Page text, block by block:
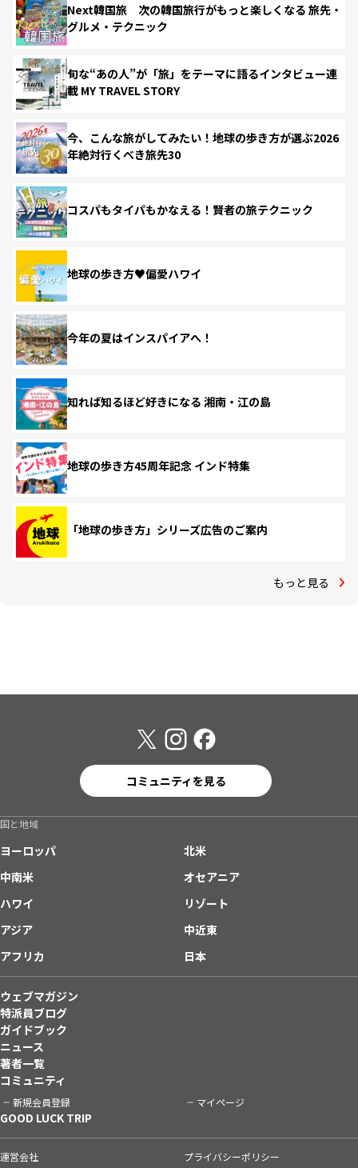
Next韓国旅 次の韓国旅行がもっと楽しくなる 旅先・
グルメ・テクニック
旬な“あの人”が「旅」をテーマに語るインタビュー連
載 MY TRAVEL STORY
今、こんな旅がしてみたい！地球の歩き方が選ぶ2026
年絶対行くべき旅先30
コスパもタイパもかなえる！賢者の旅テクニック
地球の歩き方♥偏愛ハワイ
今年の夏はインスパイアへ！
知れば知るほど好きになる 湘南・江の島
地球の歩き方45周年記念 インド特集
「地球の歩き方」シリーズ広告のご案内
もっと見る
コミュニティを見る
国と地域
ヨーロッパ
北米
中南米
オセアニア
ハワイ
リゾート
アジア
中近東
アフリカ
日本
ウェブマガジン
特派員ブログ
ガイドブック
ニュース
著者一覧
コミュニティ
新規会員登録 マイページ
GOOD LUCK TRIP
運営会社 プライバシーポリシー